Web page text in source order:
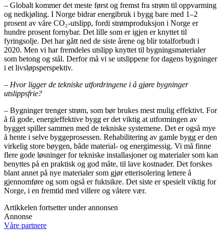
– Globalt kommer det meste først og fremst fra strøm til oppvarming
og nedkjøling. I Norge bidrar energibruk i bygg bare med 1–2
prosent av våre CO₂-utslipp, fordi strømproduksjon i Norge er
hundre prosent fornybar. Det lille som er igjen er knyttet til
fyringsolje. Det har gått ned de siste årene og blir totalforbudt i
2020. Men vi har fremdeles utslipp knyttet til bygningsmaterialer
som betong og stål. Derfor må vi se utslippene for dagens bygninger
i et livsløpsperspektiv.
– Hvor ligger de tekniske utfordringene i å gjøre bygninger
utslippsfrie?
– Bygninger trenger strøm, som bør brukes mest mulig effektivt. For
å få gode, energieffektive bygg er det viktig at utformingen av
bygget spiller sammen med de tekniske systemene. Det er også mye
å hente i selve byggeprosessen. Rehabilitering av gamle bygg er den
virkelig store bøygen, både material- og energimessig. Vi må finne
flere gode løsninger for tekniske installasjoner og materialer som kan
benyttes på en praktisk og god måte, til lave kostnader. Det forskes
blant annet på nye materialer som gjør etterisolering lettere å
gjennomføre og som også er fuktsikre. Det siste er spesielt viktig for
Norge, i en fremtid med villere og våtere vær.
Artikkelen fortsetter under annonsen
Annonse
Våre partnere